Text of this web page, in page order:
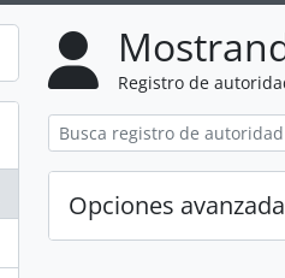
Registro de
Opciones